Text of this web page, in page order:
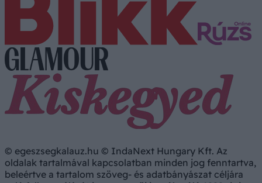
© egeszsegkalauz.hu © IndaNext Hungary Kft. Az
oldalak tartalmával kapcsolatban minden jog fenntartva,
beleértve a tartalom szöveg- és adatbányászat céljára